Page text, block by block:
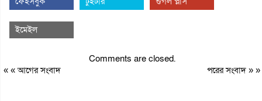
ইমেইল
Comments are closed.
« «আগের সংবাদ পরের সংবাদ» »